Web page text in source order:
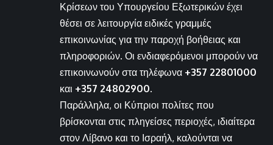
Κρίσεων του Υπουργείου Εξωτερικών έχει
θέσει σε λειτουργία ειδικές γραμμές
επικοινωνίας για την παροχή βοήθειας και
πληροφοριών. Οι ενδιαφερόμενοι μπορούν να
επικοινωνούν στα τηλέφωνα +357 22801000
και +357 24802900.
Παράλληλα, οι Κύπριοι πολίτες που
βρίσκονται στις πληγείσες περιοχές, ιδιαίτερα
στον Λίβανο και το Ισραήλ, καλούνται να